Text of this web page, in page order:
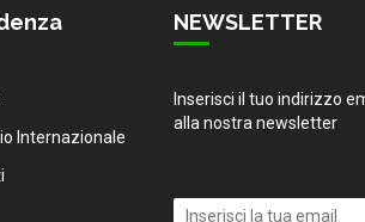
Internazionale
NEWSLETTER
Inserisci il tuo indirizzo
alla nostra newsletter